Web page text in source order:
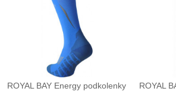
ROYAL BAY Energy podkolenky
ROYAL